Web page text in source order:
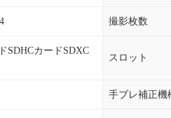
撮影枚数
SDHCカードSDXC
スロット
手ブレ補正機